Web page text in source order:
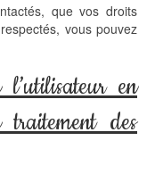
que vos droits
vous pouvez
en
des